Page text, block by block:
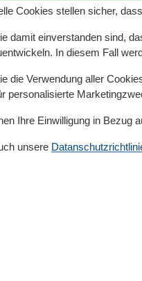
als auch der
Size: 181-210 cm
size
Cookies stellen sicher,
damit einverstanden sind,
In diesem Fall
die Verwendung aller
personalisierte
Ihre Einwilligung in Bezug
unsere